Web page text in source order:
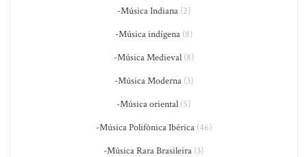
-Música Indiana(2)
-Música indígena(8)
-Música Medieval(8)
-Música Moderna(3)
-Música oriental (5)
-Música Polifônica Ibérica(46)
-Música Rara Brasileira (3)